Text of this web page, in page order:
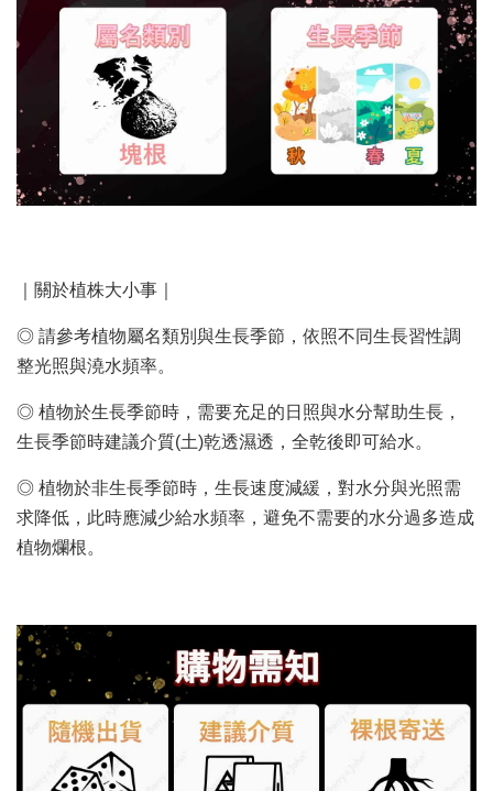
｜關於植株大小事｜
◎ 請參考植物屬名類別與生長季節，依照不同生長習性調
整光照與澆水頻率。
◎ 植物於生長季節時，需要充足的日照與水分幫助生長，
生長季節時建議介質(土)乾透濕透，全乾後即可給水。
◎ 植物於非生長季節時，生長速度減緩，對水分與光照需
求降低，此時應減少給水頻率，避免不需要的水分過多造成
植物爛根。